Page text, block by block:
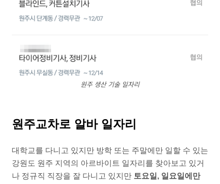
원주 생산 기술 일자리
원주교차로 알바 일자리
대학교를 다니고 있지만 방학 또는 주말에만 일할 수 있는
강원도 원주 지역의 아르바이트 일자리를 찾아보고 있거
나 정규직 직장을 잘 다니고 있지만 토요일, 일요일에만